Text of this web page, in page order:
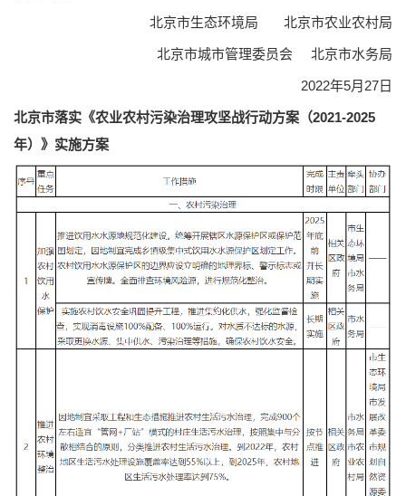
北京市生态环境局 北京市农业农村局
北京市城市管理委员会 北京市水务局
2022年5月27日
北京市落实《农业农村污染治理攻坚战行动方案（2021-2025
年）》实施方案